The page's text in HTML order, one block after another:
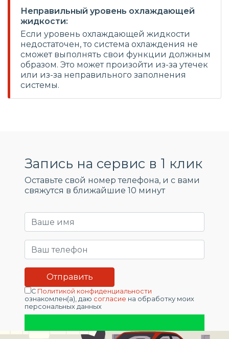
Неправильный уровень охлаждающей
жидкости:
Если уровень охлаждающей жидкости
недостаточен, то система охлаждения не
сможет выполнять свои функции должным
образом. Это может произойти из-за утечек
или из-за неправильного заполнения
системы.
Запись на сервис в 1 клик
Оставьте свой номер телефона, и c вами
свяжутся в ближайшие 10 минут
С Политикой конфиденциальности
ознакомлен(а), даю согласие на обработку моих
персональных данных